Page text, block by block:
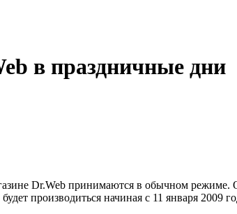
в праздничные дни
Dr.Web принимаются в обычном режиме.
производиться начиная с 11 января 2009